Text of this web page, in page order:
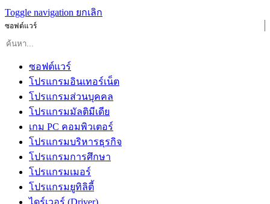
Toggle navigation ยกเลิก
ซอฟต์แวร์
ซอฟต์แวร์
โปรแกรมอินเทอร์เน็ต
โปรแกรมส่วนบุคคล
โปรแกรมมัลติมีเดีย
เกม PC คอมพิวเตอร์
โปรแกรมบริหารธุรกิจ
โปรแกรมการศึกษา
โปรแกรมเมอร์
โปรแกรมยูทิลิตี้
ไดร์เวอร์ (Driver)